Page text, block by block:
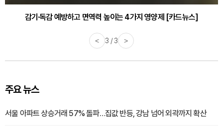
감기·독감 예방하고 면역력 높이는 4가지 영양제 [카드뉴스]
< 3 / 3 >
주요 뉴스
서울 아파트 상승거래 57% 돌파…집값 반등, 강남 넘어 외곽까지 확산